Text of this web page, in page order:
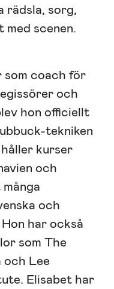
sorg,
med scenen.
coach för
och
hon officiellt
tekniken
kurser
och
och
har också
som The
och Lee
Elisabet har